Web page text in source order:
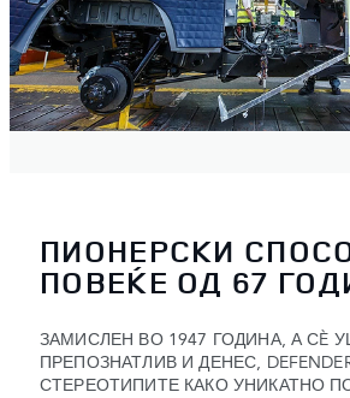
ПИОНЕРСКИ
ПОВЕЌЕ ОД 67
ЗАМИСЛЕН ВО 1947 ГОДИНА, А СÈ
ПРЕПОЗНАТЛИВ И ДЕНЕС,
СТЕРЕОТИПИТЕ КАКО УНИКАТНО